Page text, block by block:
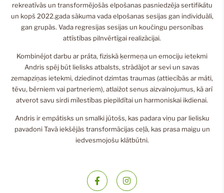
rekreatīvās un transformējošās elpošanas pasniedzēja sertifikātu
un kopš 2022.gada sākuma vada elpošanas sesijas gan individuāli,
gan grupās. Vada regresijas sesijas un koučingu personības
attīstības pilnvērtīgai realizācijai.
Kombinējot darbu ar prāta, fiziskā ķermeņa un emociju ietekmi
Andris spēj būt lielisks atbalsts, strādājot ar sevi un savas
zemapziņas ietekmi, dziedinot dzimtas traumas (attiecībās ar māti,
tēvu, bērniem vai partneriem), atlaižot senus aizvainojumus, kā arī
atverot savu sirdi mīlestības piepildītai un harmoniskai ikdienai.
Andris ir empātisks un smalki jūtošs, kas padara viņu par lielisku
pavadoni Tavā iekšējās transformācijas ceļā, kas prasa maigu un
iedvesmojošu klātbūtni.